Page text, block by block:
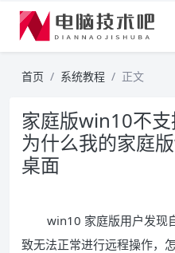
首页 系统教程 正文
家庭版win10不
为什么我的家庭
桌面
win10 家庭版用户发现
致无法正常进行远程操作，